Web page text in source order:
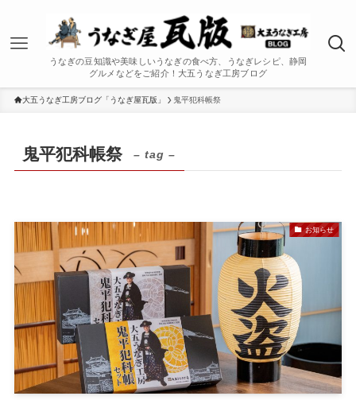
うなぎの豆知識や美味しいうなぎの食べ方、うなぎレシピ、静岡
グルメなどをご紹介！大五うなぎ工房ブログ
大五うなぎ工房ブログ「うなぎ屋瓦版」 鬼平犯科帳祭
鬼平犯科帳祭 – tag –
お知らせ